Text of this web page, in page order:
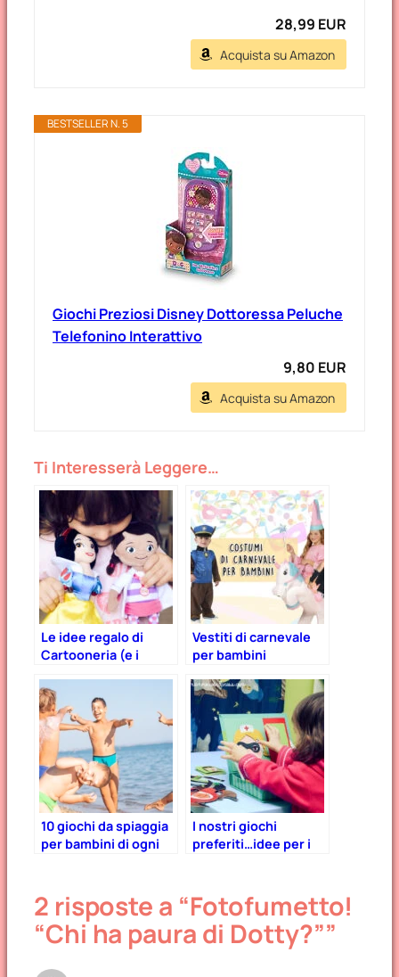
28,99 EUR
Acquista su Amazon
BESTSELLER N. 5
Giochi Preziosi Disney Dottoressa Peluche
Telefonino Interattivo
9,80 EUR
Acquista su Amazon
Ti Interesserà Leggere…
Le idee regalo di
Cartooneria (e i
Vestiti di carnevale
per bambini
10 giochi da spiaggia
per bambini di ogni
I nostri giochi
preferiti…idee per i
2 risposte a “Fotofumetto!
“Chi ha paura di Dotty?””